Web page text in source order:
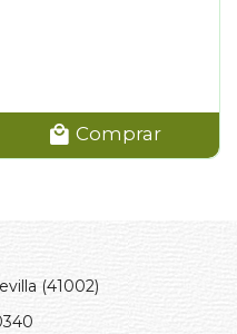
Comprar
(41002)